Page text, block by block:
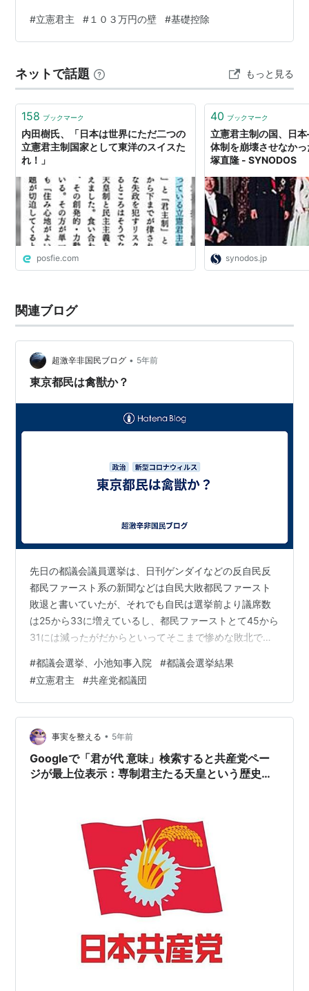
に、メディアの信頼性が問われる時代に突入しました。
特にITリテラシーが低い世代にとっては、何を信じて良
うか。「未来の政治図鑑・・・闇を照らす光」は、夏の
参院選に向けて信頼性のある情報を提供し、政治や社会
問題について深掘りすることで、皆さんの理解と洞察…
#立憲君主 # １０３万円の壁 #基礎控除
ネットで話題 もっと見る
158 ブックマーク
内田樹氏、「日本は世界にただ二つの
立憲君主制国家として東洋のスイスた
れ！」
posfie.com
40 ブックマーク
立憲君主制の国、日
体制を崩壊させなか
塚直隆 - SYNODOS
synodos.jp
関連ブログ
超激辛非国民ブログ • 5年前
東京都民は禽獣か？
先日の都議会議員選挙は、日刊ゲンダイなどの反自民反
都民ファースト系の新聞などは自民大敗都民ファースト
敗退と書いていたが、それでも自民は選挙前より議席数
は25から33に増えているし、都民ファーストとて45から
31には減ったがだからといってそこまで惨めな敗北では
り、確かに前回よりは健闘したことは認めるが、それで
も立憲8から15で共産が18から19であるので勝ったとは
いえないであろう。ましてや、れいわ新選組など議席0で
ある。こんな結果、在野党全体から見れば負けに等し
い。 そもそも、都民ファーストなど所詮は自民党の下部
団体のようなものである。つまり、自…
#都議会選挙、小池知事入院 #都議会選挙結果
#立憲君主 #共産党都議団
事実を整える • 5年前
Googleで「君が代 意味」検索すると共産党ペー
ジが最上位表示：専制君主たる天皇という歴史捏